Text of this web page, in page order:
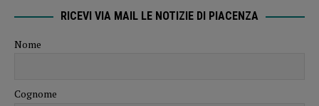
RICEVI VIA MAIL LE NOTIZIE DI PIACENZA
Nome
Cognome